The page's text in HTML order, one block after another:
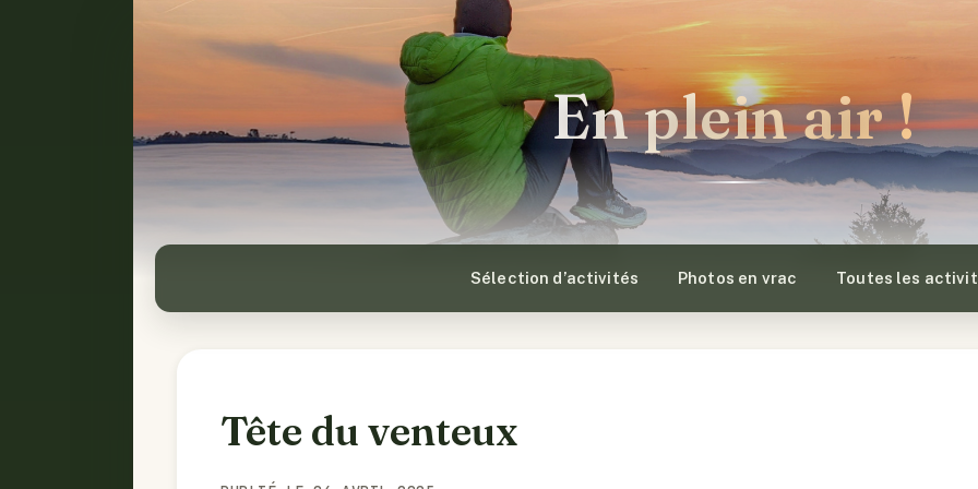
En plein air !
Sélection d’activités Photos en vrac Toutes les
Tête du venteux